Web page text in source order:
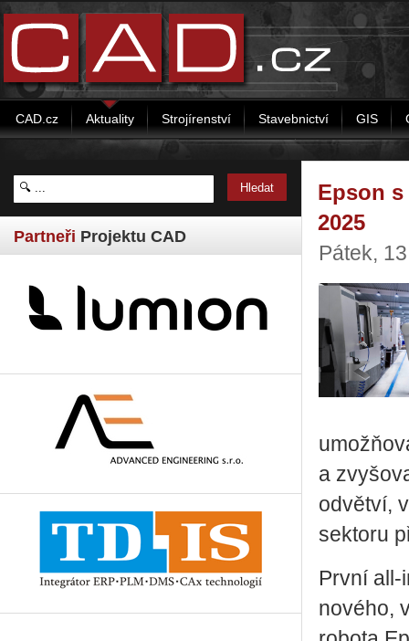
CAD.cz Aktuality Strojírenství Stavebnictví GIS
Partneři Projektu CAD
Epson
2025
Pátek,
a
odvětví,
sektoru
První all-
nového,